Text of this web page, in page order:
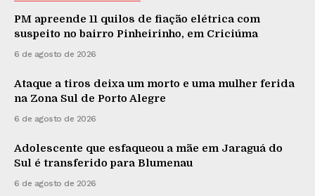
PM apreende 11 quilos de fiação elétrica com
suspeito no bairro Pinheirinho, em Criciúma
6 de agosto de 2026
Ataque a tiros deixa um morto e uma mulher ferida
na Zona Sul de Porto Alegre
6 de agosto de 2026
Adolescente que esfaqueou a mãe em Jaraguá do
Sul é transferido para Blumenau
6 de agosto de 2026